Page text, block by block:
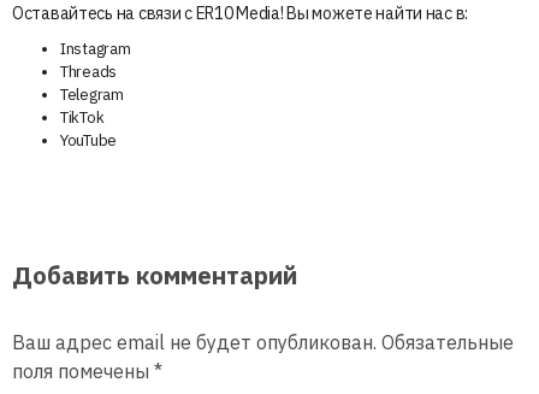
Оставайтесь на связи с ER10 Media! Вы можете найти нас в:
Instagram
Threads
Telegram
TikTok
YouTube
Добавить комментарий
Ваш адрес email не будет опубликован. Обязательные
поля помечены *